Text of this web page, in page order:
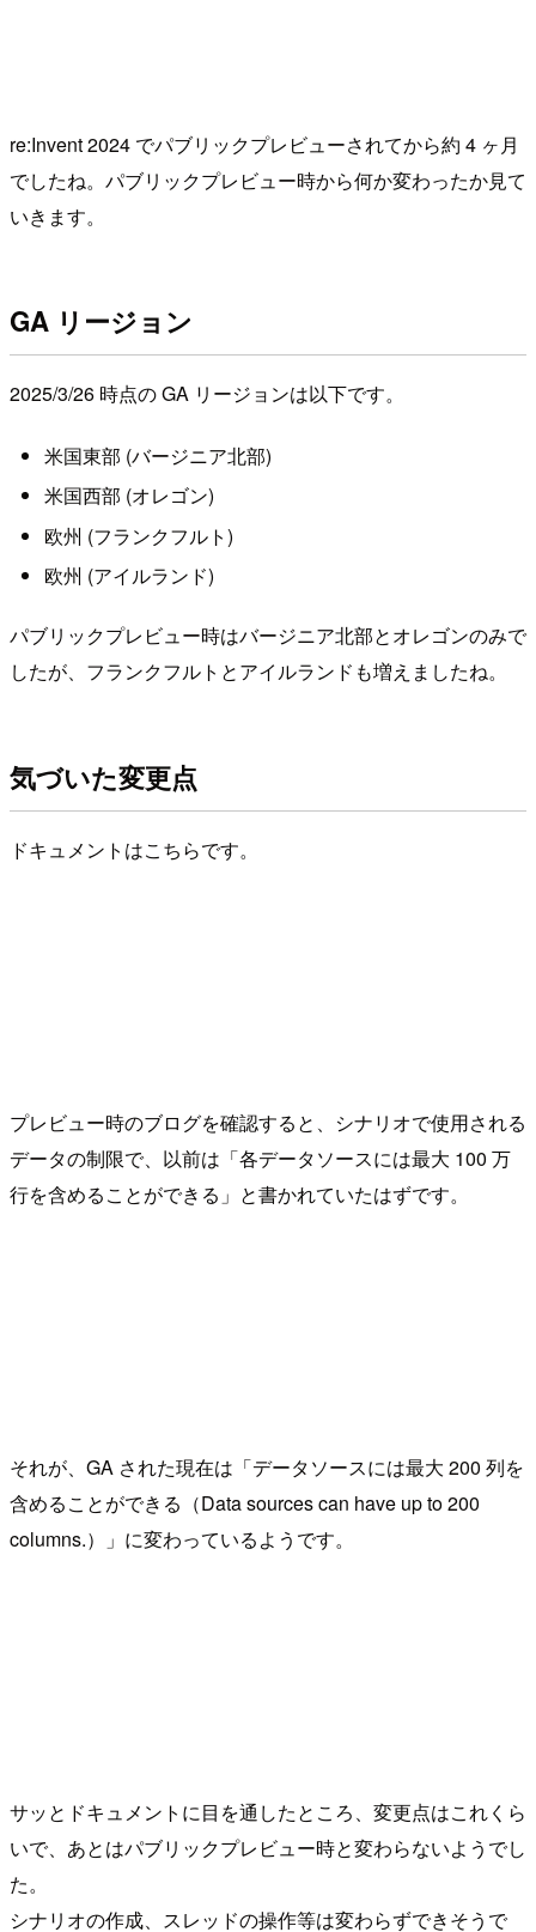
re:Invent 2024 でパブリックプレビューされてから約 4 ヶ月
でしたね。パブリックプレビュー時から何か変わったか見て
いきます。
GA リージョン
2025/3/26 時点の GA リージョンは以下です。
米国東部 (バージニア北部)
米国西部 (オレゴン)
欧州 (フランクフルト)
欧州 (アイルランド)
パブリックプレビュー時はバージニア北部とオレゴンのみで
したが、フランクフルトとアイルランドも増えましたね。
気づいた変更点
ドキュメントはこちらです。
プレビュー時のブログを確認すると、シナリオで使用される
データの制限で、以前は「各データソースには最大 100 万
行を含めることができる」と書かれていたはずです。
それが、GA された現在は「データソースには最大 200 列を
含めることができる（Data sources can have up to 200
columns.）」に変わっているようです。
サッとドキュメントに目を通したところ、変更点はこれくら
いで、あとはパブリックプレビュー時と変わらないようでし
た。
シナリオの作成、スレッドの操作等は変わらずできそうで